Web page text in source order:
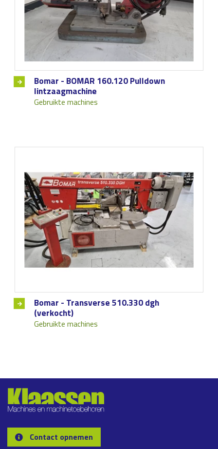
Bomar - BOMAR 160.120 Pulldown
lintzaagmachine
Gebruikte machines
Bomar - Transverse 510.330 dgh
(verkocht)
Gebruikte machines
Contact opnemen